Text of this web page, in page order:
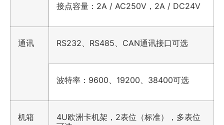
接点容量：2A / AC250V，2A / DC24V
通讯 RS232、RS485、CAN通讯接口可选
波特率：9600、19200、38400可选
机箱
4U欧洲卡机架，2表位（标准），多表位